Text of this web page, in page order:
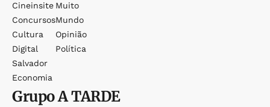
Cineinsite
Concursos
Cultura
Digital
Salvador
Economia
Muito
Mundo
Opinião
Política
GrupoA TARDE